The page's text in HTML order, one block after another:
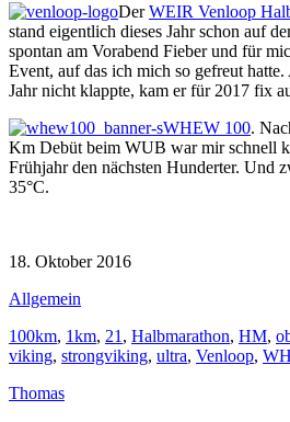
DerWEIR Venloop
stand eigentlich dieses Jahr schon auf
spontan am Vorabend Fieber und für
Event, auf das ich mich so gefreut
Jahr nicht klappte, kam er für 2017 fix
WHEW 100.
Km Debüt beim WUB war mir schnell
Frühjahr den nächsten Hunderter. Und
35°C.
18. Oktober 2016
Allgemein
100km, 1km, 21 , Halbmarathon, HM,
viking, strongviking, ultra, Venloop,
Thomas